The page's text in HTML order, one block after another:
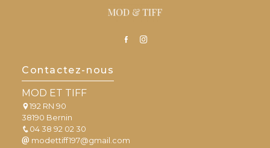
Contactez-nous
MOD ET TIFF
192 RN 90
38190 Bernin
04 38 92 02 30
modettiff197@gmail.com